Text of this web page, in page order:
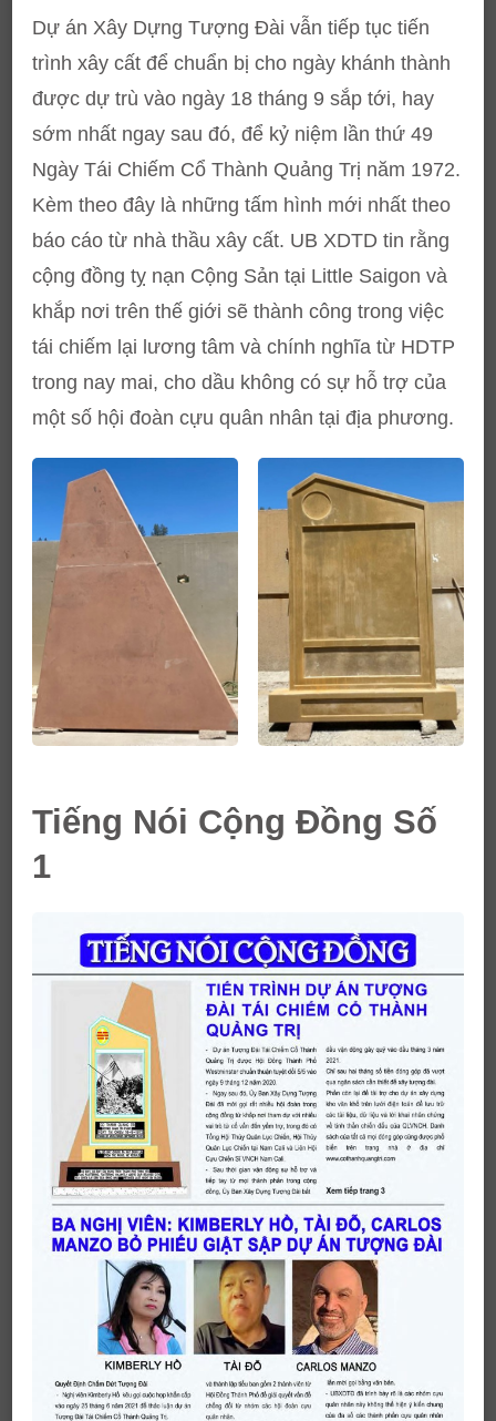
Dự án Xây Dựng Tượng Đài vẫn tiếp tục tiến
trình xây cất để chuẩn bị cho ngày khánh thành
được dự trù vào ngày 18 tháng 9 sắp tới, hay
sớm nhất ngay sau đó, để kỷ niệm lần thứ 49
Ngày Tái Chiếm Cổ Thành Quảng Trị năm 1972.
Kèm theo đây là những tấm hình mới nhất theo
báo cáo từ nhà thầu xây cất. UB XDTD tin rằng
cộng đồng tỵ nạn Cộng Sản tại Little Saigon và
khắp nơi trên thế giới sẽ thành công trong việc
tái chiếm lại lương tâm và chính nghĩa từ HDTP
trong nay mai, cho dầu không có sự hỗ trợ của
một số hội đoàn cựu quân nhân tại địa phương.
Tiếng Nói Cộng Đồng Số
1